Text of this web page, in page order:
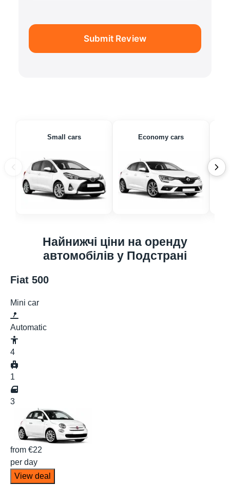
Submit Review
Small cars Economy cars
Найнижчі ціни на оренду
автомобілів у Подстрані
Fiat 500
Mini car
Automatic
4
1
3
from €22
per day
View deal